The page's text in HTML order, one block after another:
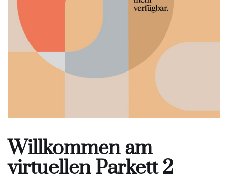
Willkommen am
virtuellen Parkett 2